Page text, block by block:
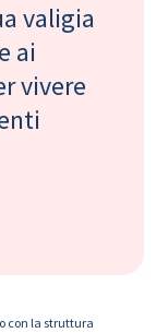
valigia
ai
vivere
con la struttura